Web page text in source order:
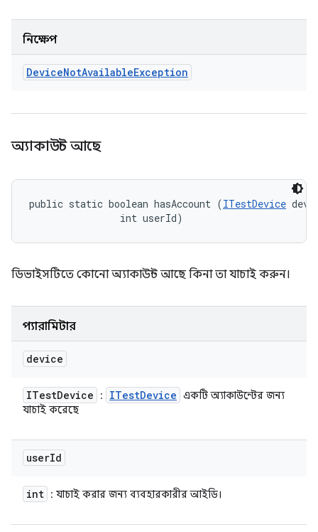
নিক্ষেপ
DeviceNotAvailableException
অ্যাকাউন্ট আছে
public static boolean hasAccount (ITestDevice
                int userId)
ডিভাইসটিতে কোনো অ্যাকাউন্ট আছে কিনা তা যাচাই করুন।
প্যারামিটার
device
ITestDevice : ITestDevice একটি অ্যাকাউন্টের জন্য
যাচাই করেছে
userId
int : যাচাই করার জন্য ব্যবহারকারীর আইডি।